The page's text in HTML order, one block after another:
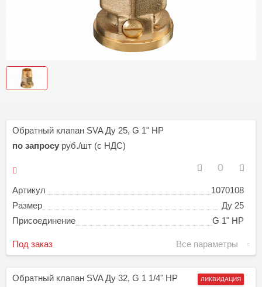
Обратный клапан SVA Ду 25, G 1" НР
Артикул
1070108
Размер
Ду 25
Присоединение
G 1" НР
по запросу руб./шт (с НДС)
Под заказ Все параметры
Обратный клапан SVA Ду 32, G 1 1/4" НР ЛИКВИДАЦИЯ